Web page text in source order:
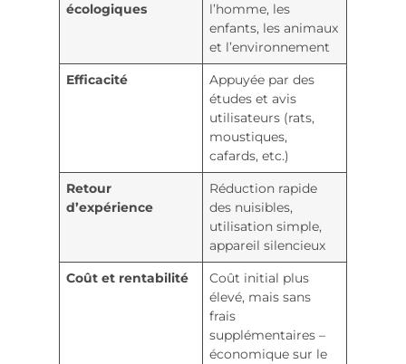
écologiques
l’homme, les
enfants, les animaux
et l’environnement
Efficacité
Appuyée par des
études et avis
utilisateurs (rats,
moustiques,
cafards, etc.)
Retour
d’expérience
Réduction rapide
des nuisibles,
utilisation simple,
appareil silencieux
Coût et rentabilité
Coût initial plus
élevé, mais sans
frais
supplémentaires –
économique sur le